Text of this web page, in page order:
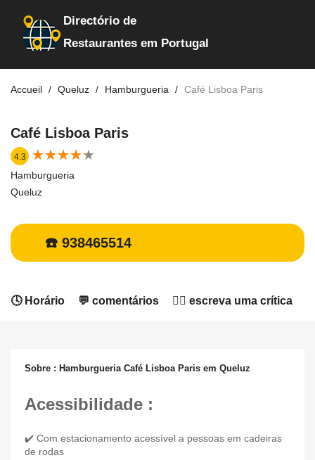
Directório de
Restaurantes em Portugal
Accueil Queluz Hamburgueria Café Lisboa Paris
Café Lisboa Paris
4.3 ★★★★★
★★★★★
Hamburgueria
Queluz
☎️ 938465514
🕓 Horário 💬 comentários ✍🏻 escreva uma crítica
Sobre : Hamburgueria Café Lisboa Paris em Queluz
Acessibilidade :
✔️ Com estacionamento acessível a pessoas em cadeiras
de rodas